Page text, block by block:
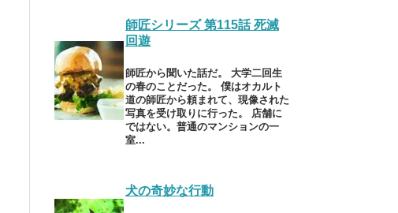
師匠シリーズ 第115話 死滅
回遊
師匠から聞いた話だ。 大学二回生
の春のことだった。 僕はオカルト
道の師匠から頼まれて、現像された
写真を受け取りに行った。 店舗に
ではない。普通のマンションの一
室...
犬の奇妙な行動